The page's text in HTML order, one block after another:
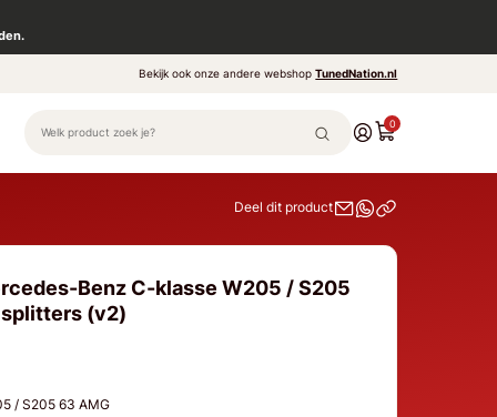
Bekijk ook onze andere webshopTunedNation.nl
0
Deel dit product
Benz C-klasse W205 / S205
(v2)
/ S205 63 AMG